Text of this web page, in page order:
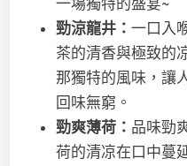
勁涼龍井：一口入
茶的清香與極致的
那獨特的風味，讓
回味無窮。
勁爽薄荷： 品味勁
荷的清凉在口中蔓